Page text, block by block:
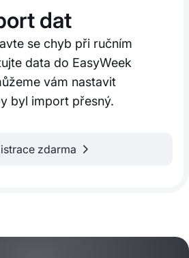
dat
se chyb při ručním
data do EasyWeek
vám nastavit
byl import přesný.
zdarma